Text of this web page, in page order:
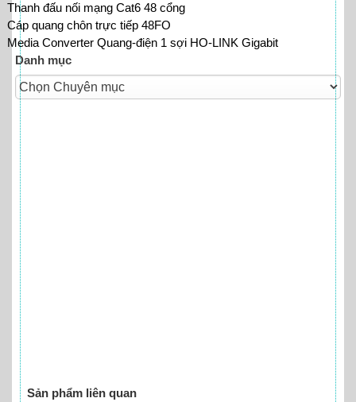
Thanh đấu nối mạng Cat6 48 cổng
Cáp quang chôn trực tiếp 48FO
Media Converter Quang-điện 1 sợi HO-LINK Gigabit
Danh mục
Sản phẩm liên quan